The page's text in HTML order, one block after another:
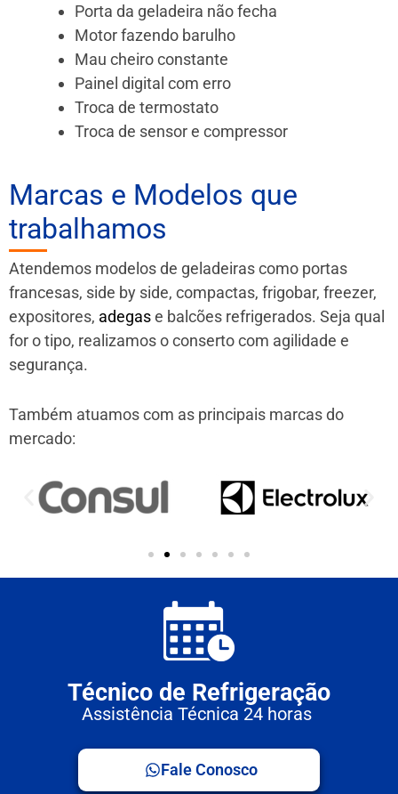
Porta da geladeira não fecha
Motor fazendo barulho
Mau cheiro constante
Painel digital com erro
Troca de termostato
Troca de sensor e compressor
Marcas e Modelos que
trabalhamos
Atendemos modelos de geladeiras como portas
francesas, side by side, compactas, frigobar, freezer,
expositores, adegase balcões refrigerados. Seja qual
for o tipo, realizamos o conserto com agilidade e
segurança.
Também atuamos com as principais marcas do
mercado:
Técnico de Refrigeração
Assistência Técnica 24 horas
Fale Conosco